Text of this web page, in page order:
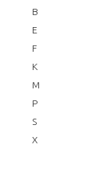
B
E
F
K
M
P
S
X